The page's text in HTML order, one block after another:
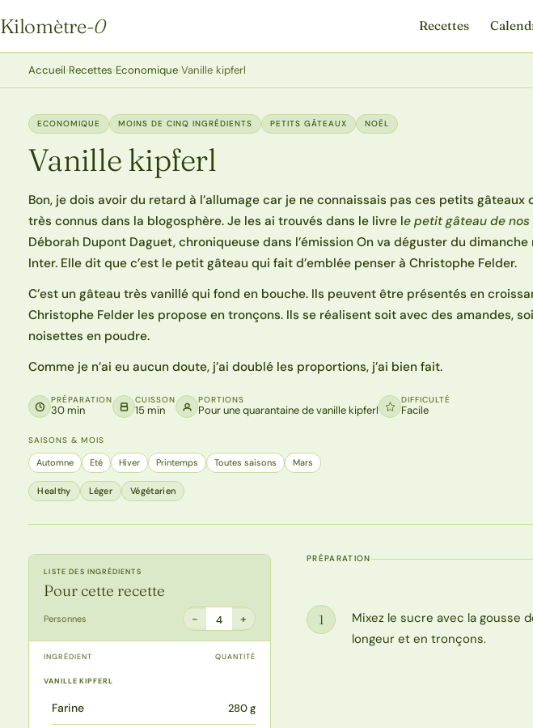
Kilomètre-0
Kilomètre-0
Recettes
Accueil›Recettes›Economique›Vanille kipferl
ECONOMIQUE MOINS DE CINQ INGRÉDIENTS PETITS GÂTEAUX NOËL
Vanille kipferl
Bon, je dois avoir du retard à l’allumage car je ne connaissais pas ces petits gâteaux
très connus dans la blogosphère. Je les ai trouvés dans le livre le petit gâteau de nos
Déborah Dupont Daguet, chroniqueuse dans l’émission On va déguster du
Inter. Elle dit que c’est le petit gâteau qui fait d’emblée penser à Christophe Felder.
C’est un gâteau très vanillé qui fond en bouche. Ils peuvent être présentés en
Christophe Felder les propose en tronçons. Ils se réalisent soit avec des amandes,
noisettes en poudre.
Comme je n’ai eu aucun doute, j’ai doublé les proportions, j’ai bien fait.
PRÉPARATION
30 min
CUISSON
15 min
PORTIONS
Pour une quarantaine de vanille kipferl
DIFFICULTÉ
Facile
SAISONS & MOIS
Automne Eté Hiver Printemps Toutes saisons Mars
Healthy Léger Végétarien
LISTE DES INGRÉDIENTS
Pour cette recette
Personnes − 4 +
INGRÉDIENT QUANTITÉ
VANILLE KIPFERL
Farine 280 g
PRÉPARATION
Étape
1
Mixez le sucre avec la gousse
longeur et en tronçons.